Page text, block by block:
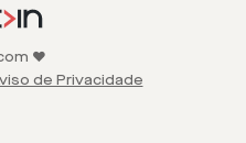
❤️
de Privacidade